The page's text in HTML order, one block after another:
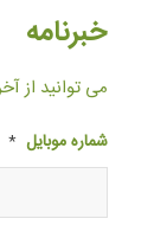
خبرنامه
می توانید از
شماره موبایل *